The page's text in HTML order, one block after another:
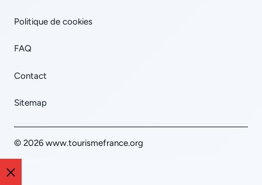
Politique de cookies
FAQ
Contact
Sitemap
© 2026 www.tourismefrance.org